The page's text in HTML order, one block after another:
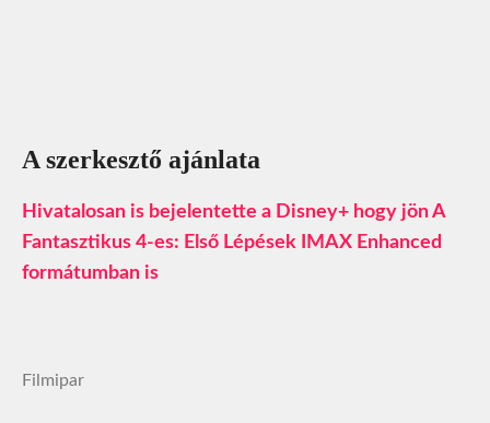
A szerkesztő ajánlata
Hivatalosan is bejelentette a Disney+ hogy jön A
Fantasztikus 4-es: Első Lépések IMAX Enhanced
formátumban is
Filmipar